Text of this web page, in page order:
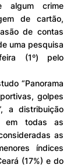
algum crime
de cartão,
de contas
uma pesquisa
(1º) pelo
golpes
a distribuição
em todas as
as
índices
(17%) e do